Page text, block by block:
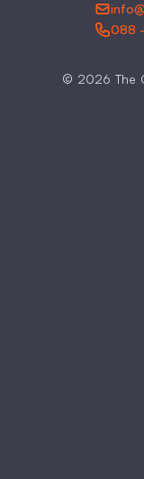
088
© 2026 The